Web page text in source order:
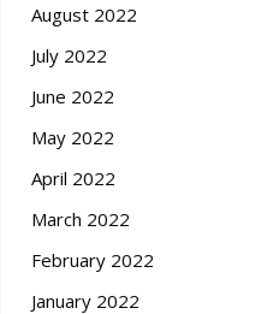
August 2022
July 2022
June 2022
May 2022
April 2022
March 2022
February 2022
January 2022